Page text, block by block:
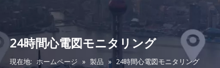
Español
Français
English
24時間心電図モニタリング
現在地: ホームページ » 製品 » 24時間心電図モニタリング